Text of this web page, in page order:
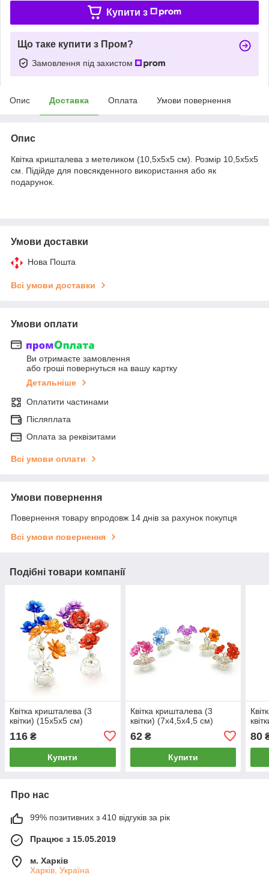
Купити з
Що таке купити з Пром?
Замовлення під захистом
Опис Доставка Оплата Умови повернення
Опис
Квітка кришталева з метеликом (10,5х5х5 см). Розмір 10,5х5х5
см. Підійде для повсякденного використання або як
подарунок.
Умови доставки
Нова Пошта
Всі умови доставки
Умови оплати
Ви отримаєте замовлення
або гроші повернуться на вашу картку
Детальніше
Оплатити частинами
Післяплата
Оплата за реквізитами
Всі умови оплати
Умови повернення
Повернення товару впродовж 14 днів за рахунок покупця
Всі умови повернення
Подібні товари компанії
Квітка кришталева (3
квітки) (15х5х5 см)
116 ₴
Купити
Квітка кришталева (3
квітки) (7х4,5х4,5 см)
62₴
Купити
80
Про нас
99% позитивних з 410 відгуків за рік
Працює з 15.05.2019
м. Харків
Харків, Україна